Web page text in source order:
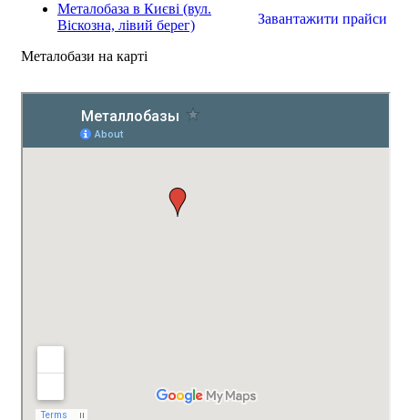
Завантажити прайси
Металобаза в Києві (вул.
Віскозна, лівий берег)
Металобази на карті